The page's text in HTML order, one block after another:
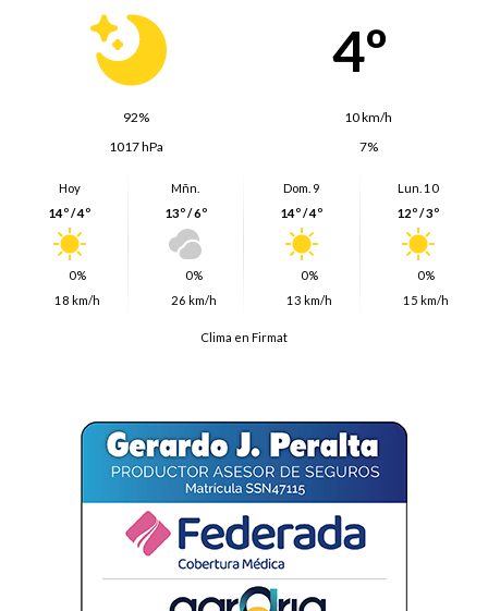
4º
92%
10 km/h
1017 hPa
7%
Hoy
14º / 4º
0%
18 km/h
Mñn.
13º / 6º
0%
26 km/h
Dom. 9
14º / 4º
0%
13 km/h
Lun. 10
12º / 3º
0%
15 km/h
Clima en Firmat